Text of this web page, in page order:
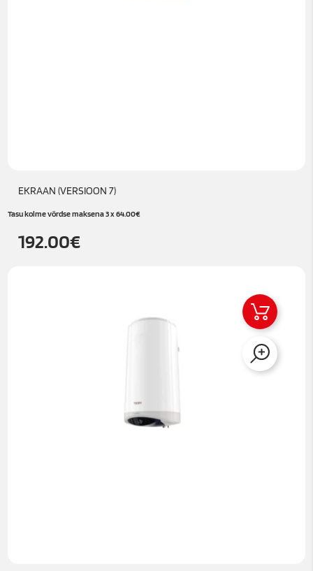
EKRAAN (VERSIOON 7)
192.00€
Tasu kolme võrdse maksena 3 x64.00€